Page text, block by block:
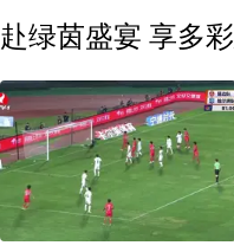
赴绿茵盛宴 享多